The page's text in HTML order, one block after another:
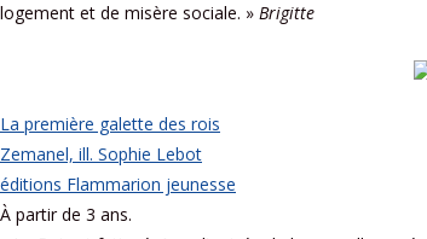
logement et de misère sociale. » Brigitte
La première galette des rois
Zemanel, ill. Sophie Lebot
éditions Flammarion jeunesse
À partir de 3 ans.